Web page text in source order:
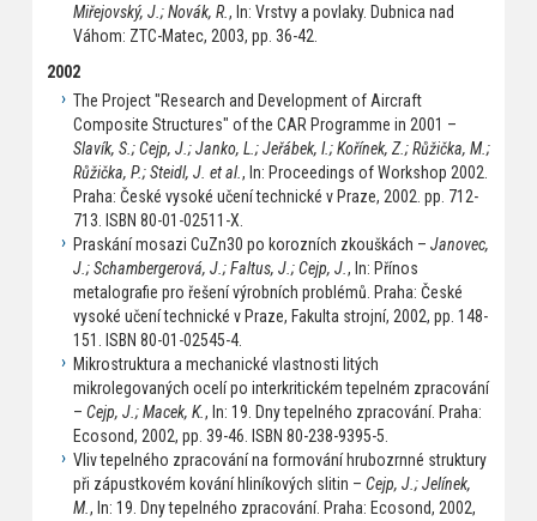
Miřejovský, J.; Novák, R., In: Vrstvy a povlaky. Dubnica nad
Váhom: ZTC-Matec, 2003, pp. 36-42.
2002
The Project "Research and Development of Aircraft
Composite Structures" of the CAR Programme in 2001 –
Slavík, S.; Cejp, J.; Janko, L.; Jeřábek, I.; Kořínek, Z.; Růžička, M.;
Růžička, P.; Steidl, J. et al., In: Proceedings of Workshop 2002.
Praha: České vysoké učení technické v Praze, 2002. pp. 712-
713. ISBN 80-01-02511-X.
Praskání mosazi CuZn30 po korozních zkouškách – Janovec,
J.; Schambergerová, J.; Faltus, J.; Cejp, J., In: Přínos
metalografie pro řešení výrobních problémů. Praha: České
vysoké učení technické v Praze, Fakulta strojní, 2002, pp. 148-
151. ISBN 80-01-02545-4.
Mikrostruktura a mechanické vlastnosti litých
mikrolegovaných ocelí po interkritickém tepelném zpracování
– Cejp, J.; Macek, K., In: 19. Dny tepelného zpracování. Praha:
Ecosond, 2002, pp. 39-46. ISBN 80-238-9395-5.
Vliv tepelného zpracování na formování hrubozrnné struktury
při zápustkovém kování hliníkových slitin – Cejp, J.; Jelínek,
M., In: 19. Dny tepelného zpracování. Praha: Ecosond, 2002,